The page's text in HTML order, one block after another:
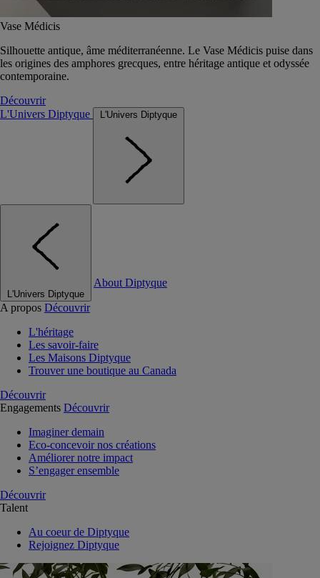
Vase Médicis
Silhouette antique, âme méditerranéenne. Le Vase Médicis puise dans
les origines des amphores grecques, entre héritage antique et odyssée
contemporaine.
Découvrir
L'Univers Diptyque
L'Univers Diptyque
L'Univers Diptyque
About Diptyque
A propos Découvrir
L'héritage
Les savoir-faire
Les Maisons Diptyque
Trouver une boutique au Canada
Découvrir
Engagements Découvrir
Imaginer demain
Eco-concevoir nos créations
Améliorer notre impact
S’engager ensemble
Découvrir
Talent
Au coeur de Diptyque
Rejoignez Diptyque